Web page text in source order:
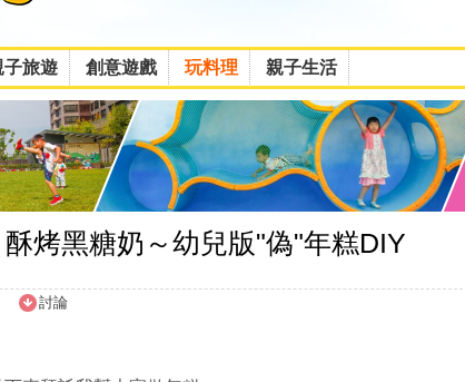
子旅遊 創意遊戲 玩料理 親子生活
烤黑糖奶～幼兒版"偽"年糕DIY
討論